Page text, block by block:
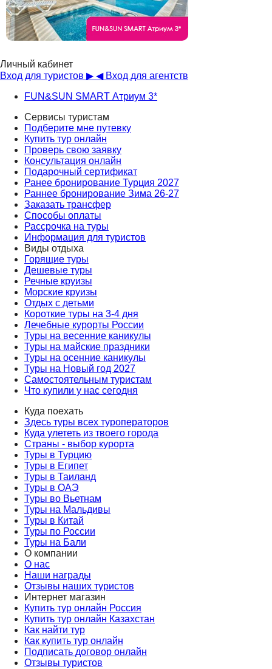
Личный кабинет
Вход для туристов ▶ ◀ Вход для агентств
FUN&SUN SMART Атриум 3*
Сервисы туристам
Подберите мне путевку
Купить тур онлайн
Проверь свою заявку
Консультация онлайн
Подарочный сертификат
Ранее бронирование Турция 2027
Раннее бронирование Зима 26-27
Заказать трансфер
Способы оплаты
Рассрочка на туры
Информация для туристов
Виды отдыха
Горящие туры
Дешевые туры
Речные круизы
Морские круизы
Отдых с детьми
Короткие туры на 3-4 дня
Лечебные курорты России
Туры на весенние каникулы
Туры на майские праздники
Туры на осенние каникулы
Туры на Новый год 2027
Самостоятельным туристам
Что купили у нас сегодня
Куда поехать
Здесь туры всех туроператоров
Куда улететь из твоего города
Страны - выбор курорта
Туры в Турцию
Туры в Египет
Туры в Таиланд
Туры в ОАЭ
Туры во Вьетнам
Туры на Мальдивы
Туры в Китай
Туры по России
Туры на Бали
О компании
О нас
Наши награды
Отзывы наших туристов
Интернет магазин
Купить тур онлайн Россия
Купить тур онлайн Казахстан
Как найти тур
Как купить тур онлайн
Подписать договор онлайн
Отзывы туристов